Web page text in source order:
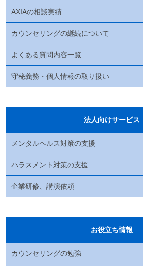
AXIAの相談実績
カウンセリングの継続について
よくある質問内容一覧
守秘義務・個人情報の取り扱い
法人向けサービス
メンタルヘルス対策の支援
ハラスメント対策の支援
企業研修、講演依頼
お役立ち情報
カウンセリングの勉強